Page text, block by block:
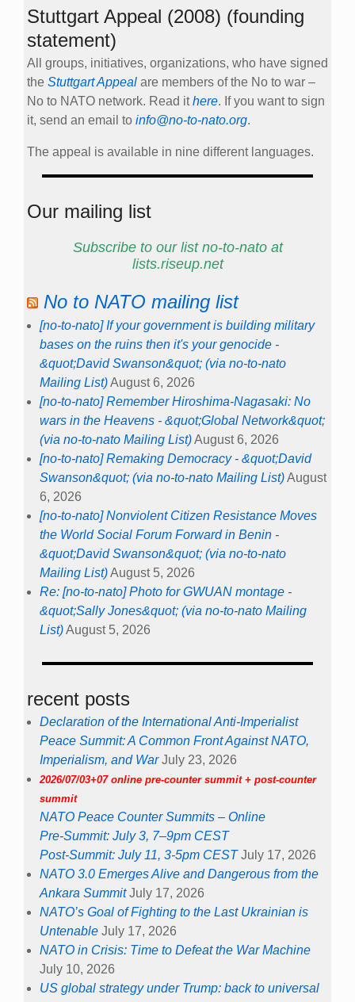
Stuttgart Appeal (2008) (founding
statement)
All groups, initiatives, organizations, who have signed
the Stuttgart Appeal are members of the No to war –
No to NATO network. Read ithere. If you want to sign
it, send an email to info@no-to-nato.org.
The appeal is available in nine different languages.
Our mailing list
Subscribe to our list no-to-nato at
lists.riseup.net
No to NATO mailing list
[no-to-nato] If your government is building military
bases on the ruins then it's your genocide -
&quot;David Swanson&quot; (via no-to-nato
Mailing List)August 6, 2026
[no-to-nato] Remember Hiroshima-Nagasaki: No
wars in the Heavens - &quot;Global Network&quot;
(via no-to-nato Mailing List)August 6, 2026
[no-to-nato] Remaking Democracy - &quot;David
Swanson&quot; (via no-to-nato Mailing List)August
6, 2026
[no-to-nato] Nonviolent Citizen Resistance Moves
the World Social Forum Forward in Benin -
&quot;David Swanson&quot; (via no-to-nato
Mailing List)August 5, 2026
Re: [no-to-nato] Photo for GWUAN montage -
&quot;Sally Jones&quot; (via no-to-nato Mailing
List)August 5, 2026
recent posts
Declaration of the International Anti-Imperialist
Peace Summit: A Common Front Against NATO,
Imperialism, and War July 23, 2026
2026/07/03+07 online pre-counter summit + post-counter
summit
NATO Peace Counter Summits – Online
Pre-Summit: July 3, 7–9pm CEST
Post-Summit: July 11, 3-5pm CEST July 17, 2026
NATO 3.0 Emerges Alive and Dangerous from the
Ankara Summit July 17, 2026
NATO’s Goal of Fighting to the Last Ukrainian is
Untenable July 17, 2026
NATO in Crisis: Time to Defeat the War Machine
July 10, 2026
US global strategy under Trump: back to universal